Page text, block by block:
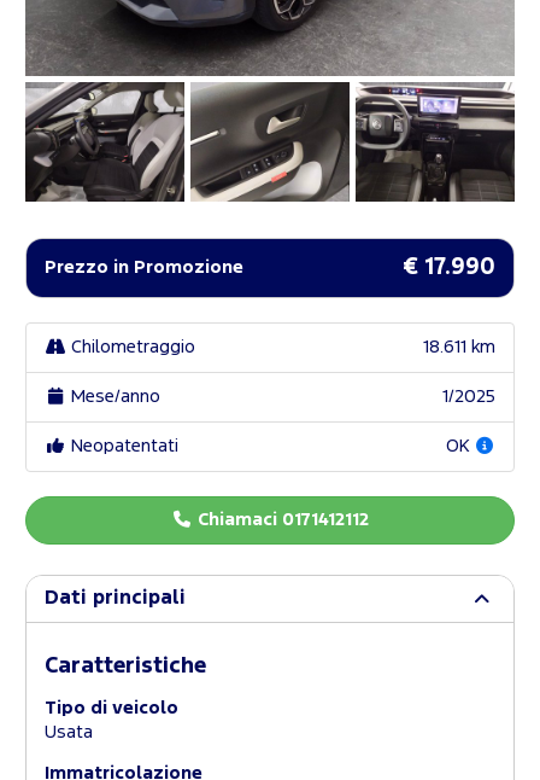
Prezzo in Promozione € 17.990
Chilometraggio 18.611 km
Mese/anno 1/2025
Neopatentati OK
Chiamaci 0171412112
Dati principali
Caratteristiche
Tipo di veicolo
Usata
Immatricolazione